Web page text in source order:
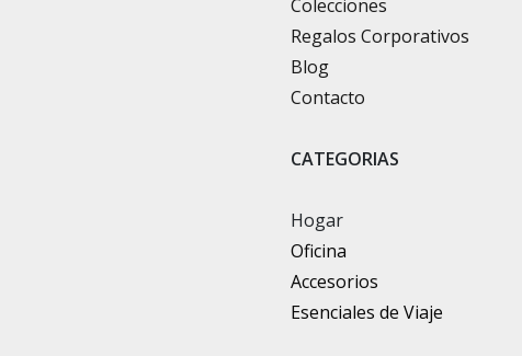
Colecciones
Regalos Corporativos
Blog
Contacto
CATEGORIAS
Hogar
Oficina
Accesorios
Esenciales de Viaje